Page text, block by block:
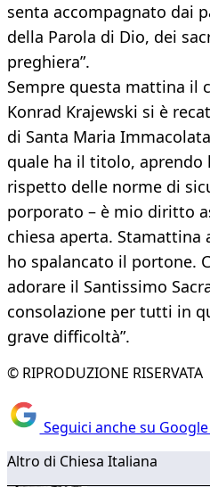
senta accompagnato dai
della Parola di Dio, dei
preghiera”.
Sempre questa mattina il
Konrad Krajewski si è
di Santa Maria
quale ha il titolo, aprendo
rispetto delle norme di
porporato – è mio diritto
chiesa aperta. Stamattina
ho spalancato il portone.
adorare il Santissimo
consolazione per tutti in
grave difficoltà”.
© RIPRODUZIONE RISERVATA
Seguici anche su
Altro di Chiesa Italiana